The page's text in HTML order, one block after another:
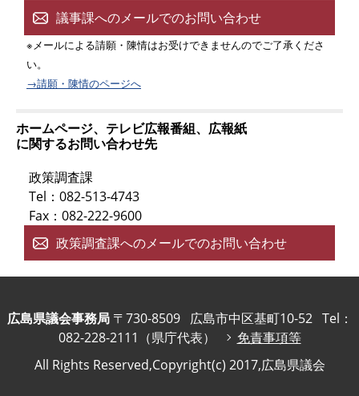
議事課へのメールでのお問い合わせ
※メールによる請願・陳情はお受けできませんのでご了承くださ
い。
→請願・陳情のページへ
ホームページ、テレビ広報番組、広報紙
に関するお問い合わせ先
政策調査課
Tel：082-513-4743
Fax：082-222-9600
政策調査課へのメールでのお問い合わせ
広島県議会事務局 〒730-8509 広島市中区基町10-52 Tel：
082-228-2111（県庁代表）
免責事項等
All Rights Reserved,Copyright(c) 2017,広島県議会